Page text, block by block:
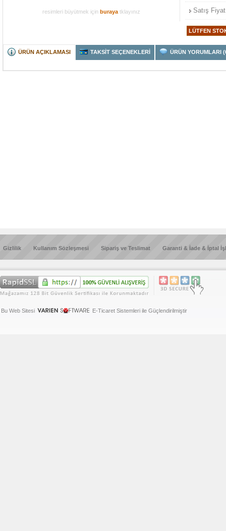
resimleri büyütmek için buraya tklayınız Satış
ÜRÜN AÇIKLAMASI TAKSİT SEÇENEKLERİ ÜRÜN YORUMLARI
Gizlilik Kullanım Sözleşmesi Sipariş ve Teslimat Garanti & İade & İptal
Bu Web Sitesi E-Ticaret Sistemleri ile Güçlendirilmiştir